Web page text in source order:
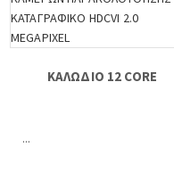
ΚΑΛΩΔΙΟ 12 CORE
...